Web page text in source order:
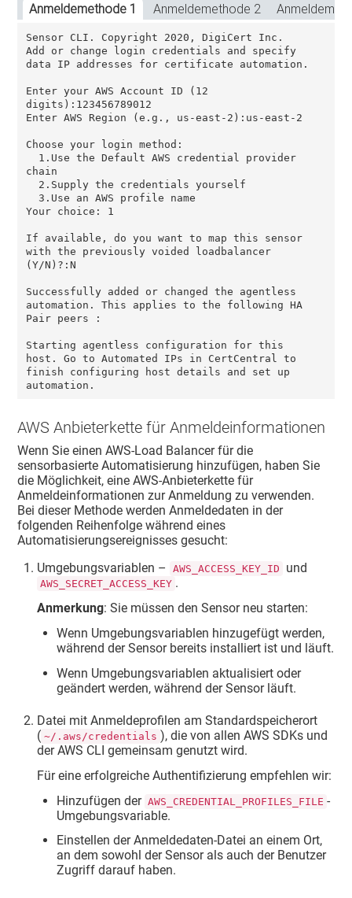
Anmeldemethode 1 Anmeldemethode 2
Sensor CLI. Copyright 2020, DigiCert Inc.
Add or change login credentials and specify
data IP addresses for certificate automation.
Enter your AWS Account ID (12
digits):123456789012
Enter AWS Region (e.g., us-east-2):us-east-2
Choose your login method:
chain
Your choice: 1
If available, do you want to map this sensor
with the previously voided loadbalancer
(Y/N)?:N
Successfully added or changed the agentless
automation. This applies to the following HA
Pair peers :
Starting agentless configuration for this
host. Go to Automated IPs in CertCentral to
finish configuring host details and set up
automation.
AWS Anbieterkette für Anmeldeinformationen
Wenn Sie einen AWS-Load Balancer für die
sensorbasierte Automatisierung hinzufügen, haben Sie
die Möglichkeit, eine AWS-Anbieterkette für
Anmeldeinformationen zur Anmeldung zu verwenden.
Bei dieser Methode werden Anmeldedaten in der
folgenden Reihenfolge während eines
Automatisierungsereignisses gesucht:
Umgebungsvariablen –
AWS_ACCESS_KEY_ID und
AWS_SECRET_ACCESS_KEY .
Anmerkung: Sie müssen den Sensor neu starten:
Wenn Umgebungsvariablen hinzugefügt werden,
während der Sensor bereits installiert ist und läuft.
Wenn Umgebungsvariablen aktualisiert oder
geändert werden, während der Sensor läuft.
Datei mit Anmeldeprofilen am Standardspeicherort
( ~/.aws/credentials ), die von allen AWS SDKs und
der AWS CLI gemeinsam genutzt wird.
Für eine erfolgreiche Authentifizierung empfehlen wir:
Hinzufügen der AWS_CREDENTIAL_PROFILES_FILE -
Umgebungsvariable.
Einstellen der Anmeldedaten-Datei an einem Ort,
an dem sowohl der Sensor als auch der Benutzer
Zugriff darauf haben.